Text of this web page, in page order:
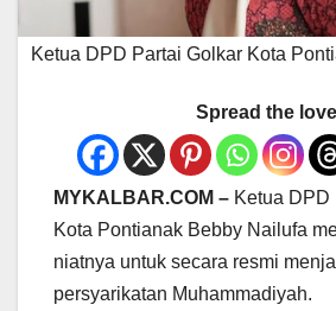
Ketua DPD Partai Golkar Kota
Spread the love
MYKALBAR.COM – Ketua DPD
Kota Pontianak Bebby Nailufa
niatnya untuk secara resmi
persyarikatan Muhammadiyah.